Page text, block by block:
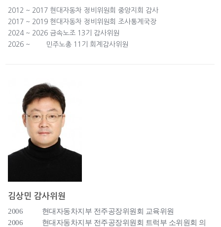
2012 ~ 2017 현대자동차 정 비위원회 중앙지회 감사
2017 ~ 2019 현대자동차 정비위원회 조사통계국장
2024 ~ 2026 금속노조 13기 감사위원
2026 ~ 민주노총 11기 회계감사위원
김상민 감사위원
2006 현대자동차지부 전주공장위원회 교육위원
2006 현대자동차지부 전주공장위원회 트럭부 소위원회 의